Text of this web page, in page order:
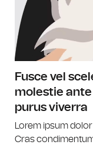
Fusce vel
molestie
purus viverra
Lorem ipsum
Cras